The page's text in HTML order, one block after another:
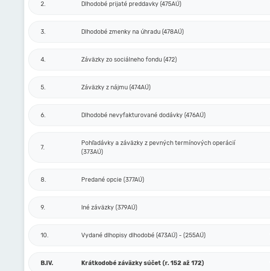
2. Dlhodobé prijaté preddavky (475AÚ)
3. Dlhodobé zmenky na úhradu (478AÚ)
4. Záväzky zo sociálneho fondu (472)
5. Záväzky z nájmu (474AÚ)
6. Dlhodobé nevyfakturované dodávky (476AÚ)
7.
Pohľadávky a záväzky z pevných termínových operácií
(373AÚ)
8. Predané opcie (377AÚ)
9. Iné záväzky (379AÚ)
10. Vydané dlhopisy dlhodobé (473AÚ) - (255AÚ)
B.IV. Krátkodobé záväzky súčet (r. 152 až 172)